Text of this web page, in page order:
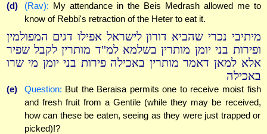
(d) (Rav): My attendance in the Beis Medrash allowed me to
know of Rebbi's retraction of the Heter to eat it.
מיתיבי נכרי שהביא דורון לישראל אפילו דגים המפולמין
ופירות בני יומן מותרין בשלמא למ"ד מותרין לקבל שפיר
אלא למאן דאמר מותרין באכילה פירות בני יומן מי שרו
באכילה
(e) Question: But the Beraisa permits one to receive moist fish
and fresh fruit from a Gentile (while they may be received,
how can these be eaten, seeing as they were just trapped or
picked)!?